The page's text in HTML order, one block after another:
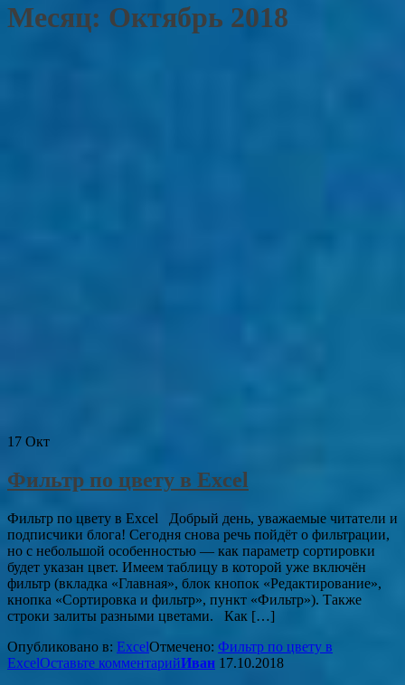
Месяц: Октябрь 2018
17 Окт
Фильтр по цвету в Excel
Фильтр по цвету в Excel Добрый день, уважаемые читатели и
подписчики блога! Сегодня снова речь пойдёт о фильтрации,
но с небольшой особенностью — как параметр сортировки
будет указан цвет. Имеем таблицу в которой уже включён
фильтр (вкладка «Главная», блок кнопок «Редактирование»,
кнопка «Сортировка и фильтр», пункт «Фильтр»). Также
строки залиты разными цветами. Как […]
Опубликовано в: ExcelОтмечено: Фильтр по цвету в
ExcelОставьте комментарийИван 17.10.2018